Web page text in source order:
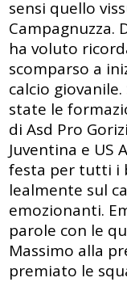
sensi quello
Campagnuzza.
ha voluto
scomparso a
calcio
state le
di Asd Pro
Juventina e US
festa per tutti i
lealmente sul
emozionanti.
parole con le
Massimo alla
premiato le